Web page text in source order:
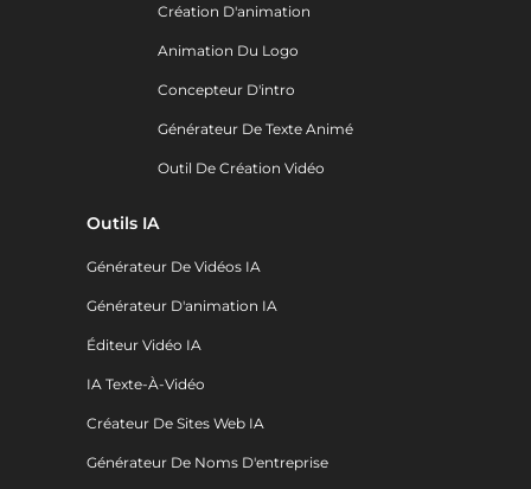
Création D'animation
Animation Du Logo
Concepteur D'intro
Générateur De Texte Animé
Outil De Création Vidéo
Outils IA
Générateur De Vidéos IA
Générateur D'animation IA
Éditeur Vidéo IA
IA Texte-À-Vidéo
Créateur De Sites Web IA
Générateur De Noms D'entreprise